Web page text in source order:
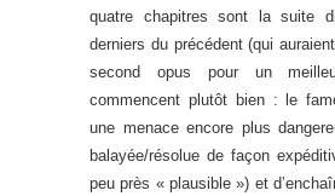
quatre chapitres sont la suite
derniers du précédent (qui
second opus pour un
commencent plutôt bien : le
une menace encore plus
balayée/résolue de façon
peu près « plausible ») et